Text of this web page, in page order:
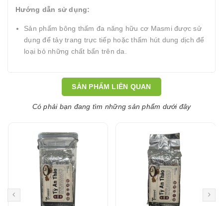
Hướng dẫn sử dụng:
Sản phẩm bông thấm đa năng hữu cơ Masmi được sử
dụng để tảy trang trực tiếp hoặc thấm hút dung dịch để
loại bỏ những chất bẩn trên da.
SẢN PHẨM LIÊN QUAN
Có phải bạn đang tìm những sản phẩm dưới đây